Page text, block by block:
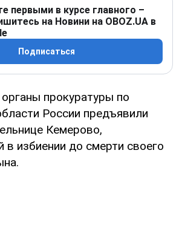
первыми в курсе главного –
на Новини на OBOZ.UA в
Подписаться
прокуратуры по
России предъявили
Кемерово,
в избиении до смерти своего